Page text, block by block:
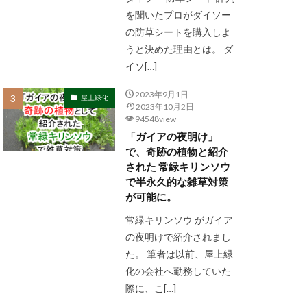
を聞いたプロがダイソー
の防草シートを購入しよ
うと決めた理由とは。 ダ
イソ[…]
屋上緑化
2023年9月1日
2023年10月2日
94548view
「ガイアの夜明け」
で、奇跡の植物と紹介
された 常緑キリンソウ
で半永久的な雑草対策
が可能に。
常緑キリンソウ がガイア
の夜明けで紹介されまし
た。 筆者は以前、屋上緑
化の会社へ勤務していた
際に、こ[…]